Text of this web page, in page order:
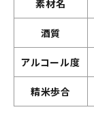
素材名
酒質
アルコール度
精米歩合